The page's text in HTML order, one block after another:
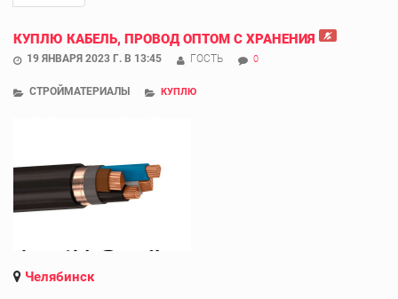
КУПЛЮ КАБЕЛЬ, ПРОВОД ОПТОМ С ХРАНЕНИЯ
19 ЯНВАРЯ 2023 Г. В 13:45 ГОСТЬ 0
СТРОЙМАТЕРИАЛЫ КУПЛЮ
Челябинск